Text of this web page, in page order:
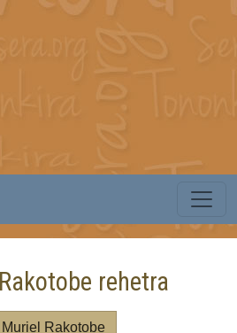
rehetra
Rakotobe